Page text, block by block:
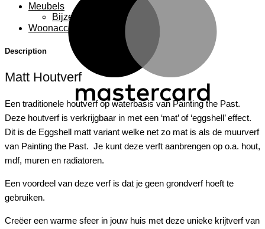
Meubels
Bijzettafels
Woonaccessoires
Description
Matt Houtverf
Een traditionele houtverf op waterbasis van Painting the Past.
Deze houtverf is verkrijgbaar in met een ‘mat’ of ‘eggshell’ effect.
Dit is de Eggshell matt variant welke net zo mat is als de muurverf
van Painting the Past. Je kunt deze verft aanbrengen op o.a. hout,
mdf, muren en radiatoren.
Een voordeel van deze verf is dat je geen grondverf hoeft te
gebruiken.
Creëer een warme sfeer in jouw huis met deze unieke krijtverf van